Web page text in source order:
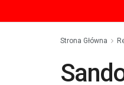
Strona Główna